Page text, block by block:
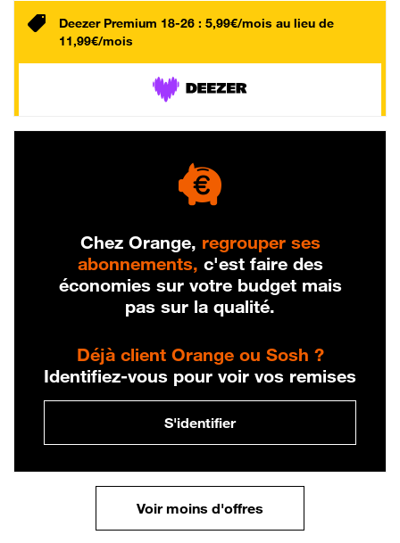
Deezer Premium 18-26 : 5,99€/mois au lieu de
11,99€/mois
Chez Orange, regrouper ses
abonnements, c'est faire des
économies sur votre budget mais
pas sur la qualité.
Déjà client Orange ou Sosh ?
Identifiez-vous pour voir vos remises
S'identifier
Voir moins d'offres